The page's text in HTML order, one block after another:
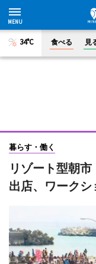
34°C 食べる 見
暮らす・働く
リゾート型朝
出店、ワークシ